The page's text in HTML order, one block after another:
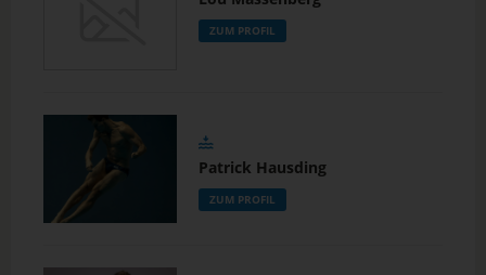
ZUM PROFIL
Patrick Hausding
ZUM PROFIL